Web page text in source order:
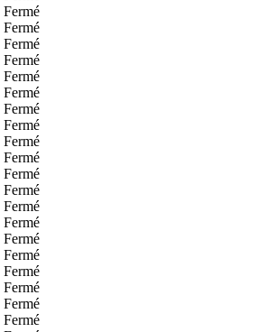
Fermé
Fermé
Fermé
Fermé
Fermé
Fermé
Fermé
Fermé
Fermé
Fermé
Fermé
Fermé
Fermé
Fermé
Fermé
Fermé
Fermé
Fermé
Fermé
Fermé